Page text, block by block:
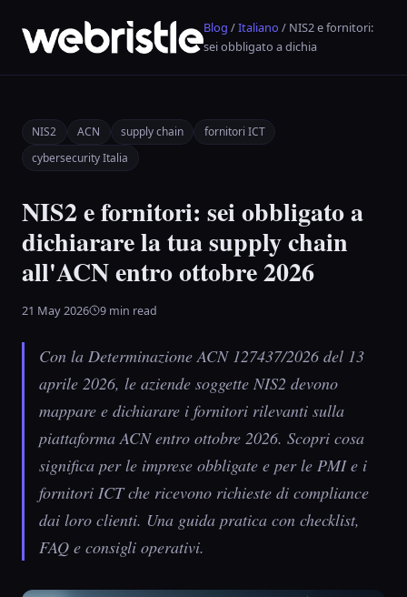
Blog /Italiano / NIS2 e fornitori:
sei obbligato a dichia
NIS2 ACN supply chain
fornitori ICT
cybersecurity Italia
NIS2 e fornitori: sei obbligato a
dichiarare la tua supply chain
all'ACN entro ottobre 2026
21 May 2026 9 min read
Con la Determinazione ACN 127437/2026 del 13
aprile 2026, le aziende soggette NIS2 devono
mappare e dichiarare i fornitori rilevanti sulla
piattaforma ACN entro ottobre 2026. Scopri cosa
significa per le imprese obbligate e per le PMI e i
fornitori ICT che ricevono richieste di compliance
dai loro clienti. Una guida pratica con checklist,
FAQ e consigli operativi.